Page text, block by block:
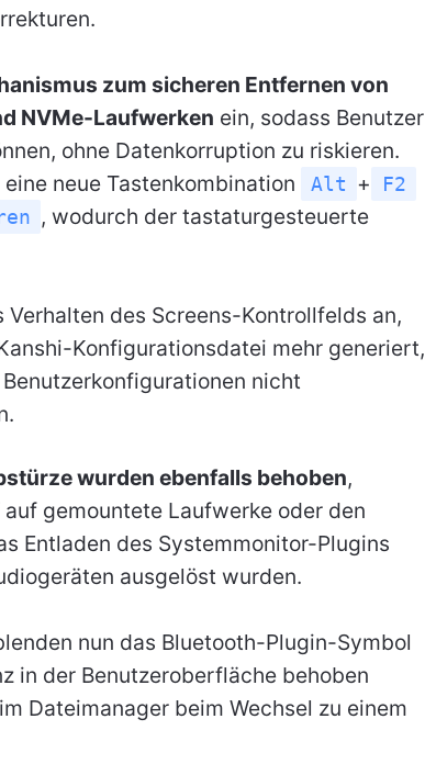
zum sicheren Entfernen von
NVMe-Laufwerken ein, sodass Benutzer
ohne Datenkorruption zu riskieren.
neue Tastenkombination
Alt + F2
, wodurch der tastaturgesteuerte
des Screens-Kontrollfelds an,
Konfigurationsdatei mehr generiert,
nicht
wurden ebenfalls behoben,
gemountete Laufwerke oder den
Entladen des Systemmonitor-Plugins
ausgelöst wurden.
nun das Bluetooth-Plugin-Symbol
in der Benutzeroberfläche behoben
Dateimanager beim Wechsel zu einem